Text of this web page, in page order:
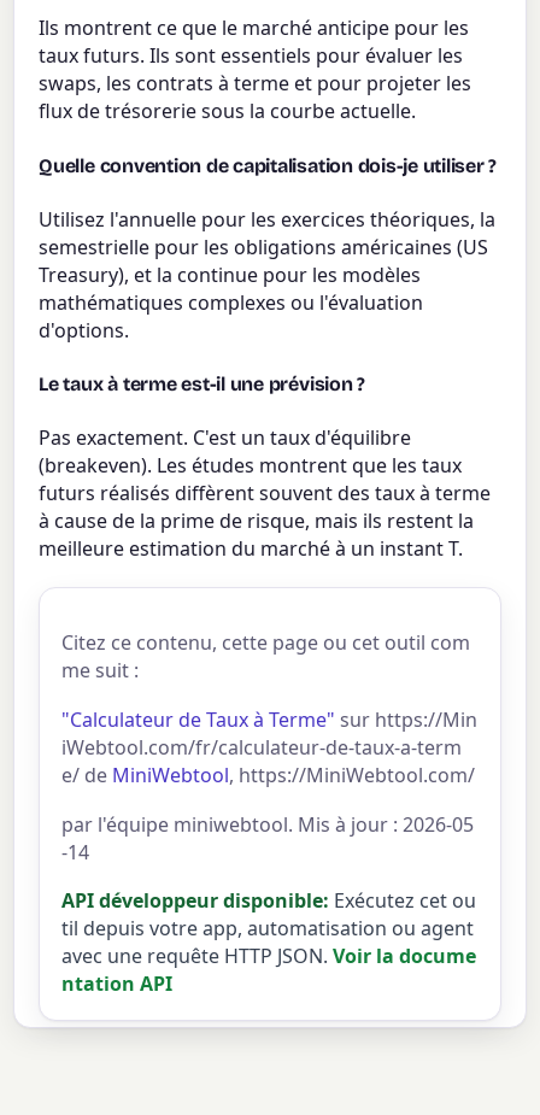
Ils montrent ce que le marché anticipe pour les
taux futurs. Ils sont essentiels pour évaluer les
swaps, les contrats à terme et pour projeter les
flux de trésorerie sous la courbe actuelle.
Quelle convention de capitalisation dois-je utiliser ?
Utilisez l'annuelle pour les exercices théoriques, la
semestrielle pour les obligations américaines (US
Treasury), et la continue pour les modèles
mathématiques complexes ou l'évaluation
d'options.
Le taux à terme est-il une prévision ?
Pas exactement. C'est un taux d'équilibre
(breakeven). Les études montrent que les taux
futurs réalisés diffèrent souvent des taux à terme
à cause de la prime de risque, mais ils restent la
meilleure estimation du marché à un instant T.
Citez ce contenu, cette page ou cet outil com
me suit :
"Calculateur de Taux à Terme" sur https://Min
iWebtool.com/fr/calculateur-de-taux-a-term
e/ de MiniWebtool, https://MiniWebtool.com/
par l'équipe miniwebtool. Mis à jour : 2026-05
-14
API développeur disponible: Exécutez cet ou
til depuis votre app, automatisation ou agent
avec une requête HTTP JSON. Voir la docume
ntation API